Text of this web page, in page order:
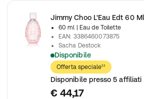
Jimmy Choo L'Eau Edt 60 Ml
60 ml
| Eau de Toilette
EAN: 3386460073875
Sacha Destock
Disponibile
Jimmy Choo l'Eau Eau De Toilette
Offerta speciale¹¹
Disponibile presso 5 affiliati
€ 44,17